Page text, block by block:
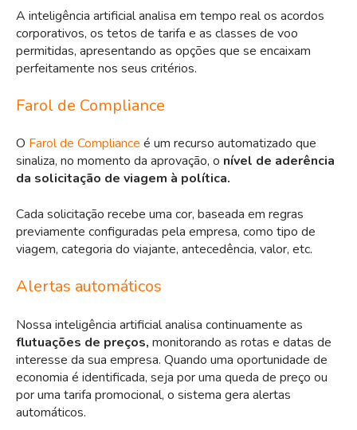
A inteligência artificial analisa em tempo real os acordos
corporativos, os tetos de tarifa e as classes de voo
permitidas, apresentando as opções que se encaixam
perfeitamente nos seus critérios.
Farol de Compliance
O Farol de Compliance é um recurso automatizado que
sinaliza, no momento da aprovação, o nível de aderência
da solicitação de viagem à política.
Cada solicitação recebe uma cor, baseada em regras
previamente configuradas pela empresa, como tipo de
viagem, categoria do viajante, antecedência, valor, etc.
Alertas automáticos
Nossa inteligência artificial analisa continuamente as
flutuações de preços, monitorando as rotas e datas de
interesse da sua empresa. Quando uma oportunidade de
economia é identificada, seja por uma queda de preço ou
por uma tarifa promocional, o sistema gera alertas
automáticos.